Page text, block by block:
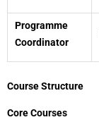
Programme
Coordinator
Course Structure
Core Courses